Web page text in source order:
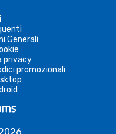
Generali
privacy
promozionali